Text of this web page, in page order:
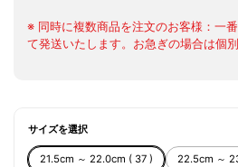
※ 同時に複数商品を注文のお客様：一
て発送いたします。お急ぎの場合は個
サイズを選択
21.5cm ～ 22.0cm ( 37 ) 22.5cm ～